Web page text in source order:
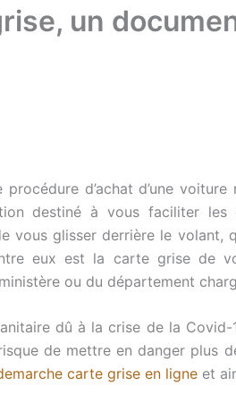
un
d’achat d’une
destiné à vous faciliter
vous glisser derrière le volant,
eux est la carte grise de
ou du département
dû à la crise de la
de mettre en danger plus
carte grise en ligne et